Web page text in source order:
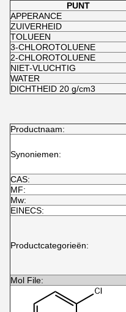
PUNT
APPERANCE
ZUIVERHEID
TOLUEEN
3-CHLOROTOLUENE
2-CHLOROTOLUENE
NIET-VLUCHTIG
WATER
DICHTHEID 20 g/cm3
Productnaam:
Synoniemen:
CAS:
MF:
Mw:
EINECS:
Productcategorieën:
Mol File: